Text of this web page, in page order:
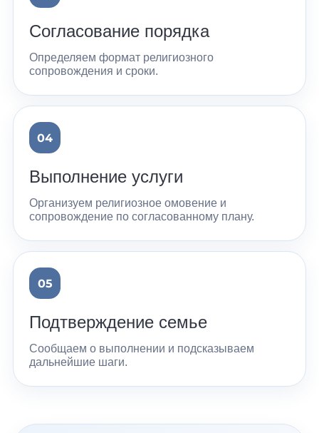
Согласование порядка
Определяем формат религиозного
сопровождения и сроки.
Выполнение услуги
Организуем религиозное омовение и
сопровождение по согласованному плану.
Подтверждение семье
Сообщаем о выполнении и подсказываем
дальнейшие шаги.